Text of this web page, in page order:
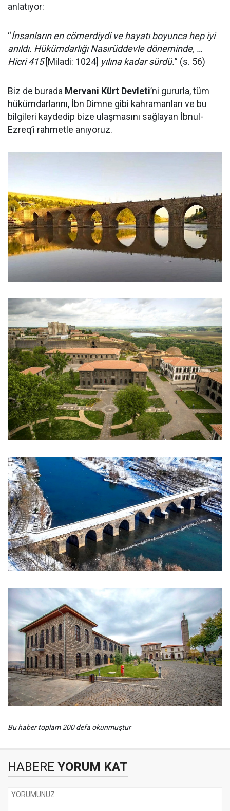
anlatıyor:
“İnsanların en cömerdiydi ve hayatı boyunca hep iyi
anıldı. Hükümdarlığı Nasırüddevle döneminde, …
Hicri 415[Miladi: 1024] yılına kadar sürdü.” (s. 56)
Biz de burada Mervani Kürt Devleti’ni gururla, tüm
hükümdarlarını, İbn Dimne gibi kahramanları ve bu
bilgileri kaydedip bize ulaşmasını sağlayan İbnul-
Ezreq’i rahmetle anıyoruz.
Bu haber toplam 200 defa okunmuştur
HABERE YORUM KAT